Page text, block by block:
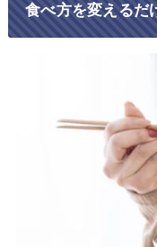
食べ方を変えるだ